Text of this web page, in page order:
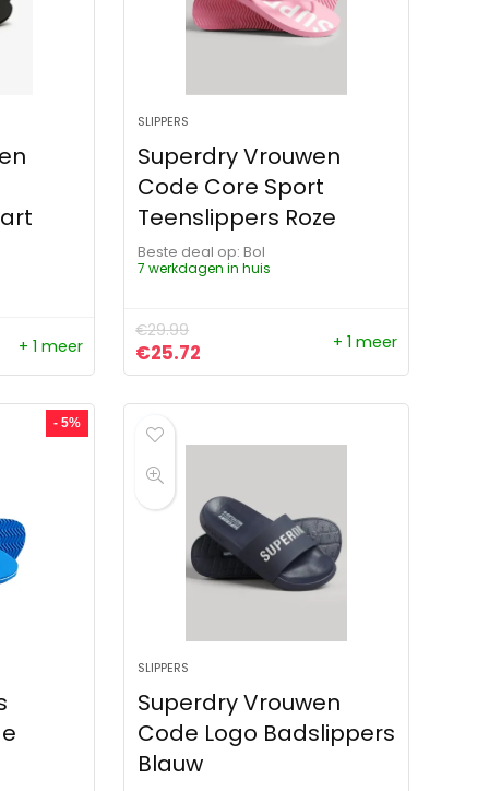
+ 1 meer
SLIPPERS
Superdry Vrouwen
Code Core Sport
Teenslippers Roze
Beste deal op:
Bol
7 werkdagen in huis
€29.99
Oorspronkelijke prijs was: €29.99.
€25.72 Huidige prijs is: €25.72.
+ 1 meer
- 5%
SLIPPERS
Superdry Vrouwen
Code Logo Badslippers
Blauw